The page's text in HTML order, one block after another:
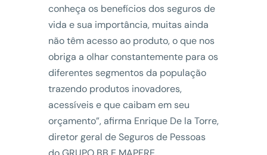
conheça os benefícios dos seguros de
vida e sua importância, muitas ainda
não têm acesso ao produto, o que nos
obriga a olhar constantemente para os
diferentes segmentos da população
trazendo produtos inovadores,
acessíveis e que caibam em seu
orçamento”, afirma Enrique De la Torre,
diretor geral de Seguros de Pessoas